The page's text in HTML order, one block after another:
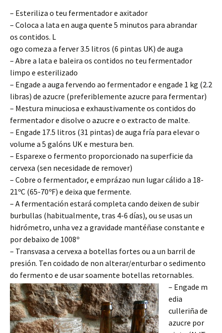
– Esteriliza o teu fermentador e axitador
– Coloca a lata en auga quente 5 minutos para abrandar
os contidos. L
ogo comeza a ferver 3.5 litros (6 pintas UK) de auga
– Abre a lata e baleira os contidos no teu fermentador
limpo e esterilizado
– Engade a auga fervendo ao fermentador e engade 1 kg (2.2
libras) de azucre (preferiblemente azucre para fermentar)
– Mestura minuciosa e exhaustivamente os contidos do
fermentador e disolve o azucre e o extracto de malte.
– Engade 17.5 litros (31 pintas) de auga fría para elevar o
volume a 5 galóns UKe mestura ben.
– Esparexe o fermento proporcionado na superficie da
cervexa (sen necesidade de remover)
– Cobre o fermentador, e emprázao nun lugar cálido a 18-
21ºC (65-70ºF) e deixa que fermente.
– A fermentación estará completa cando deixen de subir
burbullas (habitualmente, tras 4-6 días), ou se usas un
hidrómetro, unha vez a gravidade mantéñase constante e
por debaixo de 1008º
– Transvasa a cervexa a botellas fortes ou a un barril de
presión. Ten coidado de non alterar/enturbar o sedimento
do fermento e de usar soamente botellas retornables.
– Engade m
edia
culleriña de
azucre por